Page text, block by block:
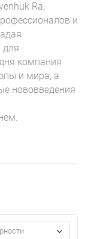
Ra,
и
для
компания
и мира, а
нововведения